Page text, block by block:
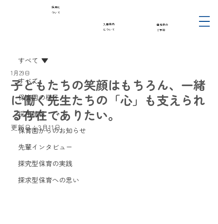
入園案内
について
採用に
ついて
園見学の
ご予約
すべて
保育園の様子
採用情報
保育園からのお知らせ
先輩インタビュー
探究型保育の実践
探求型保育への思い
すべて
子どもたちの笑顔はもちろん、一緒
に働く先生たちの「心」も支えられ
る存在でありたい。
1月29日
更新日：3月11日